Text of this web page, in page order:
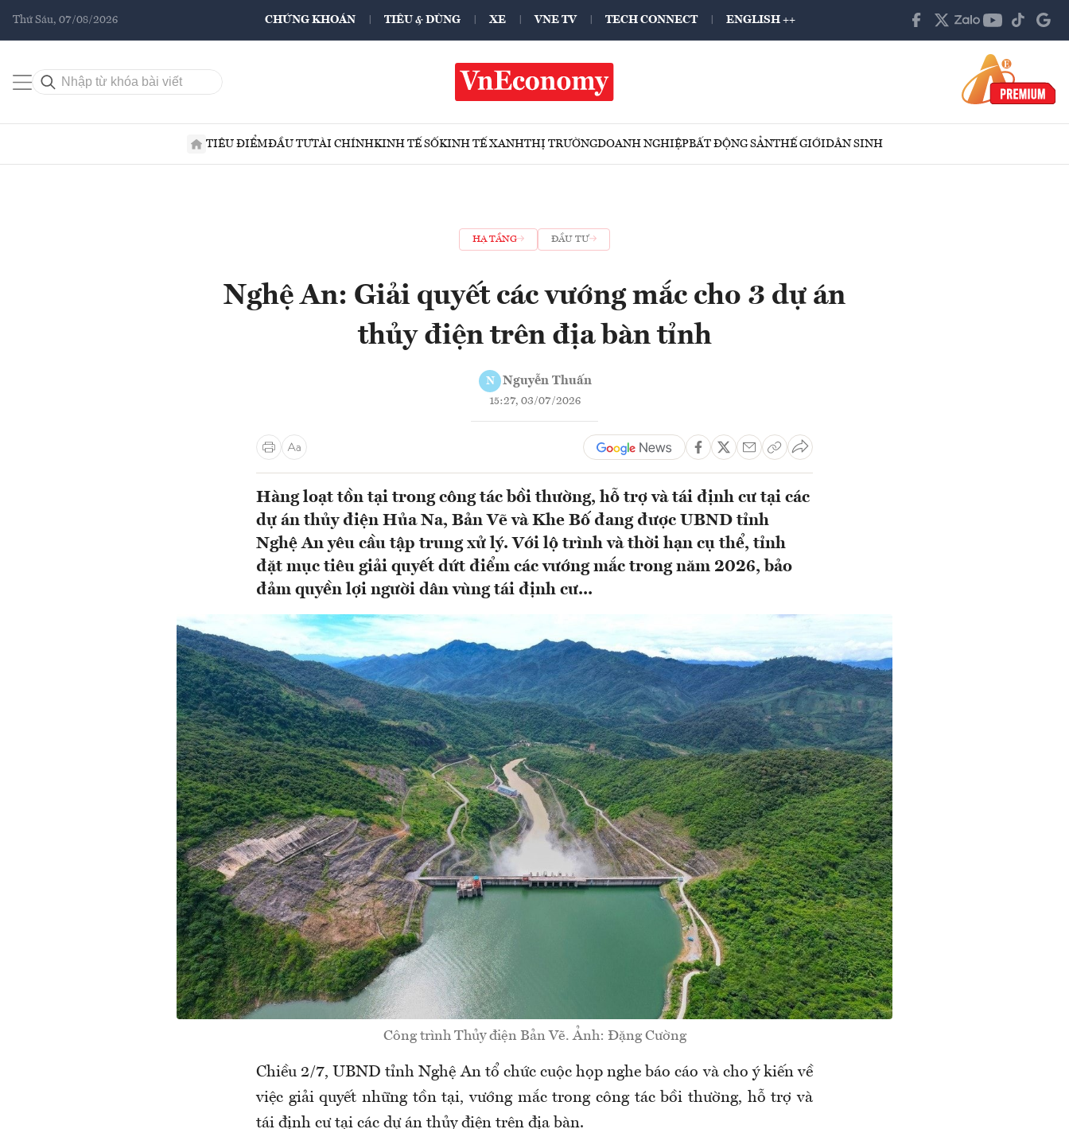
Thứ Sáu, 07/08/2026 CHỨNG KHOÁN TIÊU & DÙNG XE VNE TV TECH CONNECT ENGLISH ++
TIÊU ĐIỂMĐẦU TƯTÀI CHÍNHKINH TẾ SỐKINH TẾ XANHTHỊ TRƯỜNGDOANH NGHIỆPBẤT ĐỘNG SẢNTHẾ GIỚIDÂN SINH
HẠ TẦNG ĐẦU TƯ
Nghệ An: Giải quyết các vướng mắc cho 3 dự án
thủy điện trên địa bàn tỉnh
N Nguyễn Thuấn
15:27, 03/07/2026
Hàng loạt tồn tại trong công tác bồi thường, hỗ trợ và tái định cư tại các
dự án thủy điện Hủa Na, Bản Vẽ và Khe Bố đang được UBND tỉnh
Nghệ An yêu cầu tập trung xử lý. Với lộ trình và thời hạn cụ thể, tỉnh
đặt mục tiêu giải quyết dứt điểm các vướng mắc trong năm 2026, bảo
đảm quyền lợi người dân vùng tái định cư...
Công trình Thủy điện Bản Vẽ. Ảnh: Đặng Cường
Chiều 2/7, UBND tỉnh Nghệ An tổ chức cuộc họp nghe báo cáo và cho ý kiến về
việc giải quyết những tồn tại, vướng mắc trong công tác bồi thường, hỗ trợ và
tái định cư tại các dự án thủy điện trên địa bàn.